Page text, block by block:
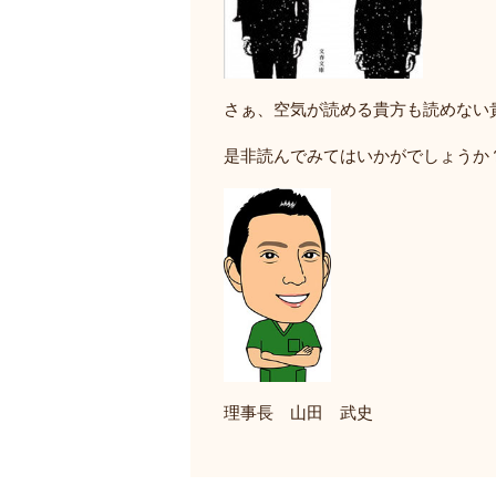
さぁ、空気が読める貴方も読めない
是非読んでみてはいかがでしょうか
理事長 山田 武史